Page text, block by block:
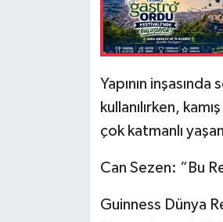
Yapının
kullanılırken,
çok katmanlı
Can Sezen: “Bu
Guinness Dünya